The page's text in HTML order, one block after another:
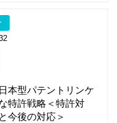
本型パテントリンケ
特許戦略＜特許対
今後の対応＞